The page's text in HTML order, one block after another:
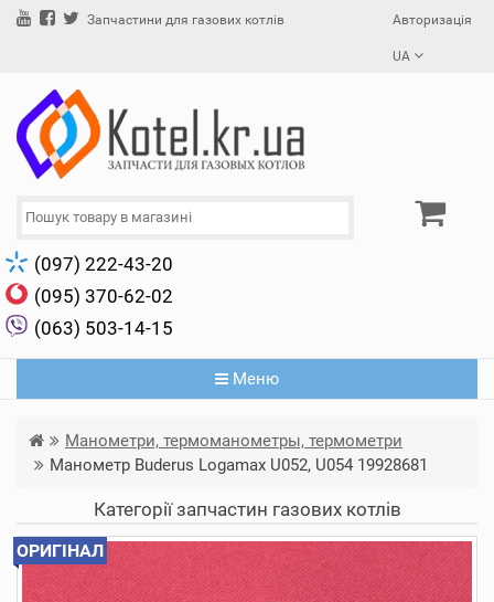
Запчастини для газових котлів Авторизація
UA
(097) 222-43-20
(095) 370-62-02
(063) 503-14-15
Меню
Манометри, термоманометры, термометри
Манометр Buderus Logamax U052, U054 19928681
Категорії запчастин газових котлів
ОРИГІНАЛ